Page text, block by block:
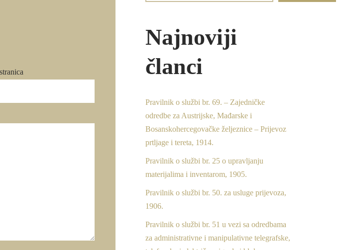
Najnoviji
članci
Pravilnik o službi br. 69. – Zajedničke
odredbe za Austrijske, Mađarske i
Bosanskohercegovačke željeznice – Prijevoz
prtljage i tereta, 1914.
Pravilnik o službi br. 25 o upravljanju
materijalima i inventarom, 1905.
Pravilnik o službi br. 50. za usluge prijevoza,
1906.
Pravilnik o službi br. 51 u vezi sa odredbama
za administrativne i manipulativne telegrafske,